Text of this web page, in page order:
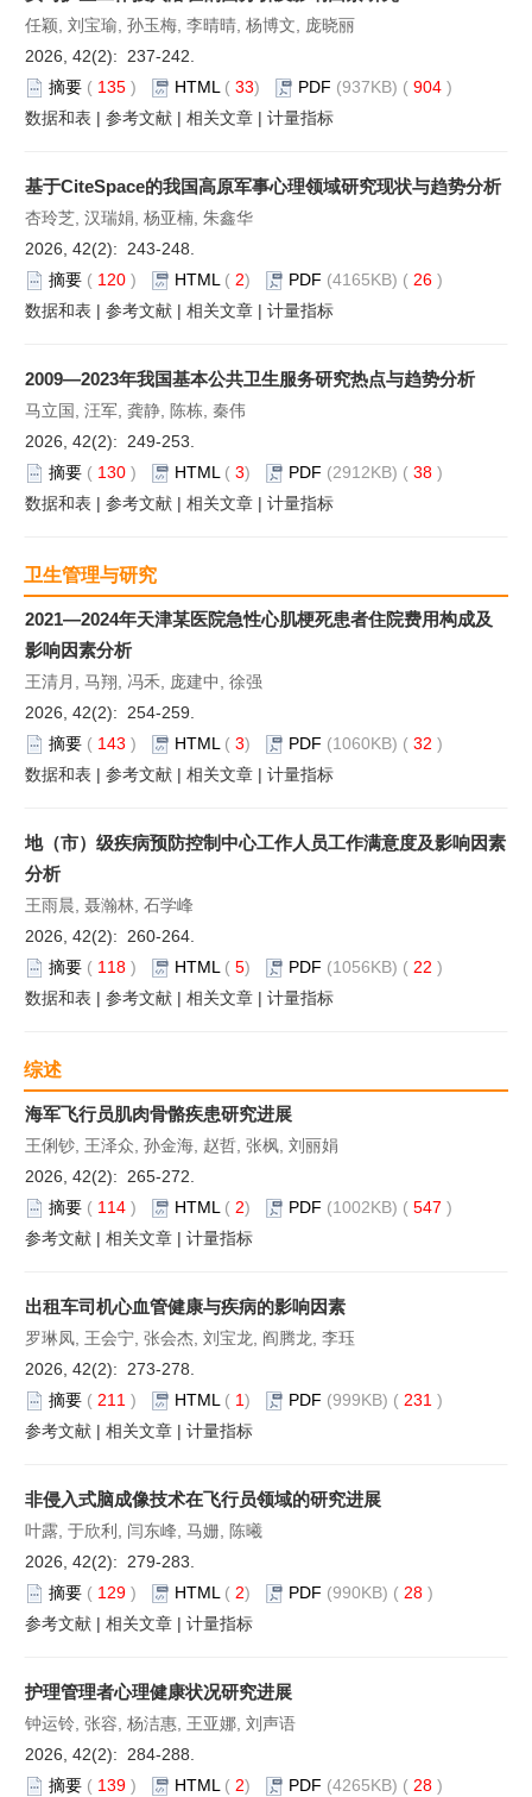
任颖, 刘宝瑜, 孙玉梅, 李晴晴, 杨博文, 庞晓丽
2026, 42(2): 237-242.
摘要 ( 135 ) HTML ( 33) PDF (937KB) ( 904 )
数据和表 | 参考文献 | 相关文章 | 计量指标
基于CiteSpace的我国高原军事心理领域研究现状与趋势分析
杏玲芝, 汉瑞娟, 杨亚楠, 朱鑫华
2026, 42(2): 243-248.
摘要 ( 120 ) HTML ( 2) PDF (4165KB) ( 26 )
数据和表 | 参考文献 | 相关文章 | 计量指标
2009—2023年我国基本公共卫生服务研究热点与趋势分析
马立国, 汪军, 龚静, 陈栋, 秦伟
2026, 42(2): 249-253.
摘要 ( 130 ) HTML ( 3) PDF (2912KB) ( 38 )
数据和表 | 参考文献 | 相关文章 | 计量指标
卫生管理与研究
2021—2024年天津某医院急性心肌梗死患者住院费用构成及
影响因素分析
王清月, 马翔, 冯禾, 庞建中, 徐强
2026, 42(2): 254-259.
摘要 ( 143 ) HTML ( 3) PDF (1060KB) ( 32 )
数据和表 | 参考文献 | 相关文章 | 计量指标
地（市）级疾病预防控制中心工作人员工作满意度及影响因素
分析
王雨晨, 聂瀚林, 石学峰
2026, 42(2): 260-264.
摘要 ( 118 ) HTML ( 5) PDF (1056KB) ( 22 )
数据和表 | 参考文献 | 相关文章 | 计量指标
综述
海军飞行员肌肉骨骼疾患研究进展
王俐钞, 王泽众, 孙金海, 赵哲, 张枫, 刘丽娟
2026, 42(2): 265-272.
摘要 ( 114 ) HTML ( 2) PDF (1002KB) ( 547 )
参考文献 | 相关文章 | 计量指标
出租车司机心血管健康与疾病的影响因素
罗琳凤, 王会宁, 张会杰, 刘宝龙, 阎腾龙, 李珏
2026, 42(2): 273-278.
摘要 ( 211 ) HTML ( 1) PDF (999KB) ( 231 )
参考文献 | 相关文章 | 计量指标
非侵入式脑成像技术在飞行员领域的研究进展
叶露, 于欣利, 闫东峰, 马姗, 陈曦
2026, 42(2): 279-283.
摘要 ( 129 ) HTML ( 2) PDF (990KB) ( 28 )
参考文献 | 相关文章 | 计量指标
护理管理者心理健康状况研究进展
钟运铃, 张容, 杨洁惠, 王亚娜, 刘声语
2026, 42(2): 284-288.
摘要 ( 139 ) HTML ( 2) PDF (4265KB) ( 28 )